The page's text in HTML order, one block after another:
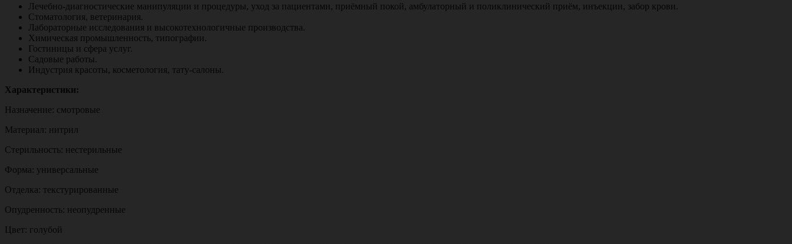
Лечебно-диагностические манипуляции и процедуры, уход за пациентами, приёмный покой, амбулаторный и поликлинический приём, инъекции, забор крови.
Стоматология, ветеринария.
Лабораторные исследования и высокотехнологичные производства.
Химическая промышленность, типографии.
Гостиницы и сфера услуг.
Садовые работы.
Индустрия красоты, косметология, тату-салоны.
Характеристики:
Назначение: смотровые
Материал: нитрил
Стерильность: нестерильные
Форма: универсальные
Отделка: текстурированные
Опудренность: неопудренные
Цвет: голубой